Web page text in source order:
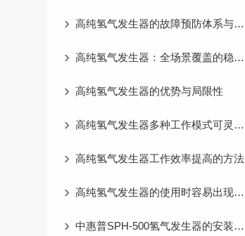
高纯氢气发生器的故障预防体系与长效运维逻辑
高纯氢气发生器：全场景覆盖的稳定供气核心
高纯氢气发生器的优势与局限性
高纯氢气发生器多种工作模式可灵活运用
高纯氢气发生器工作效率提高的方法
高纯氢气发生器的使用时容易出现哪些故障？
中惠普SPH-500氢气发生器的安装使用